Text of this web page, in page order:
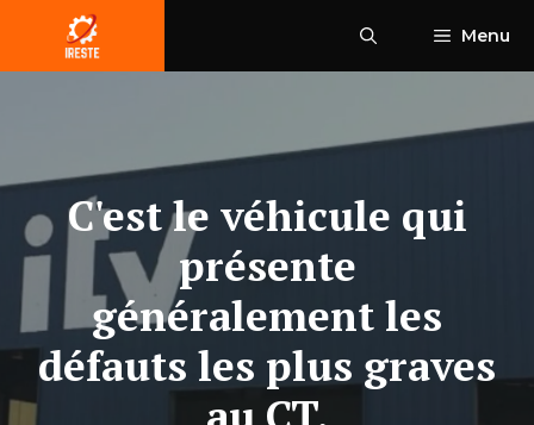
contenu
Menu
C'est le véhicule qui
présente
généralement les
défauts les plus graves